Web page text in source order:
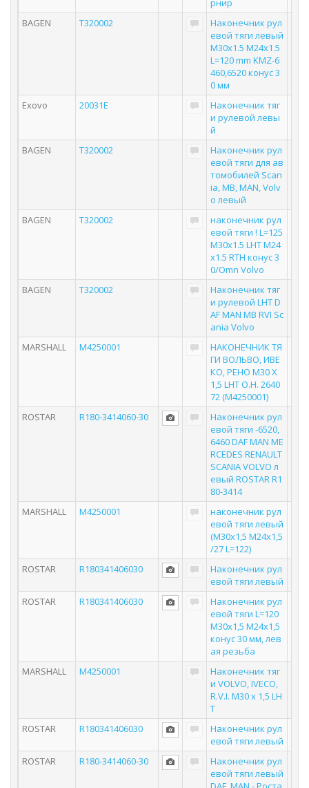
рнир
BAGEN
T320002
Наконечник рул
евой тяги левый
M30x1.5 M24x1.5
L=120 mm KMZ-6
460,6520 конус 3
0 мм
Exovo
20031E
Наконечник тяг
и рулевой левы
й
BAGEN
T320002
Наконечник рул
евой тяги для ав
томобилей Scan
ia, MB, MAN, Volv
o левый
BAGEN
T320002
наконечник рул
евой тяги ! L=125
M30x1.5 LHT M24
x1.5 RTH конус 3
0/Omn Volvo
BAGEN
T320002
Наконечник тяг
и рулевой LHT D
AF MAN MB RVI Sc
ania Volvo
MARSHALL
M4250001
НАКОНЕЧНИК ТЯ
ГИ ВОЛЬВО, ИВЕ
КО, РЕНО M30 X
1,5 LHT О.Н. 2640
72 (M4250001)
ROSTAR
R180-3414060-30
Наконечник рул
евой тяги -6520,
6460 DAF MAN ME
RCEDES RENAULT
SCANIA VOLVO л
евый ROSTAR R1
80-3414
MARSHALL
M4250001
наконечник рул
евой тяги левый
(M30x1,5 M24x1,5
/27 L=122)
ROSTAR
R180341406030
Наконечник рул
евой тяги левый
ROSTAR
R180341406030
Наконечник рул
евой тяги L=120
M30x1,5 M24x1,5
конус 30 мм, лев
ая резьба
MARSHALL
M4250001
Наконечник тяг
и VOLVO, IVECO,
R.V.I. M30 x 1,5 LH
T
ROSTAR
R180341406030
Наконечник рул
евой тяги левый
ROSTAR
R180-3414060-30
Наконечник рул
евой тяги левый